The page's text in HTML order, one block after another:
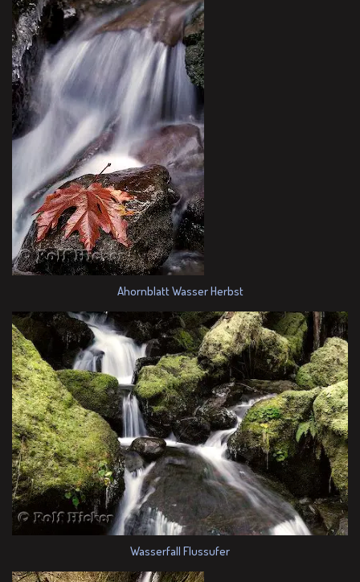
Ahornblatt Wasser Herbst
Wasserfall Flussufer